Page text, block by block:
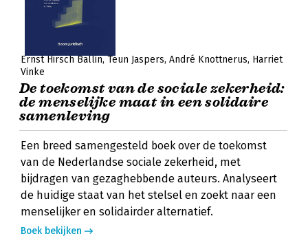
Ernst Hirsch Ballin Teun Jaspers André Knottnerus Harriet
Vinke
De toekomst van de sociale zekerheid:
de menselijke maat in een solidaire
samenleving
Een breed samengesteld boek over de toekomst
van de Nederlandse sociale zekerheid, met
bijdragen van gezaghebbende auteurs. Analyseert
de huidige staat van het stelsel en zoekt naar een
menselijker en solidairder alternatief.
Boek bekijken